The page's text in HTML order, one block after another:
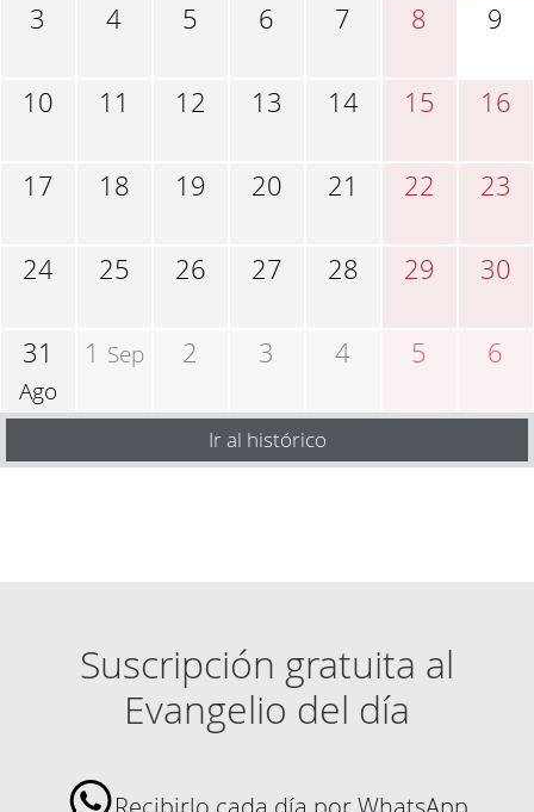
3 4 5 6 7 8 9
10 11 12 13 14 15 16
17 18 19 20 21 22 23
24 25 26 27 28 29 30
31
Ago
1 Sep 2 3 4 5 6
Ir al histórico
Suscripción gratuita al
Evangelio del día